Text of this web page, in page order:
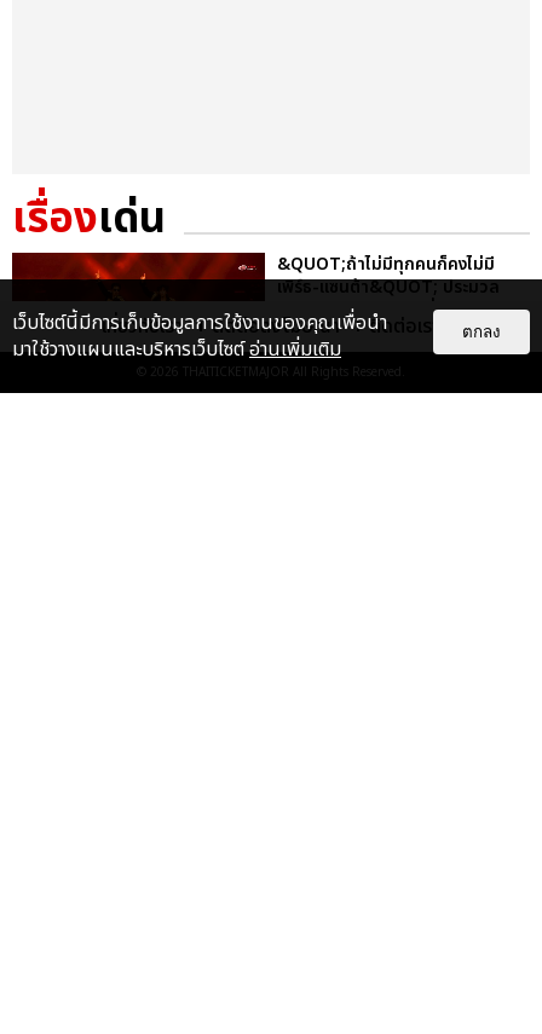
เรื่องเด่น
&QUOT;ถ้าไม่มีทุกคนก็คงไม่มี
เพิร์ธ-แซนต้า&QUOT; ประมวล
ภาพ เพิร์ธ-แซนต้า เปลี่ยน
ฮอลล์ให...
EXCLUSIVE
เกี่ยวกับเรา ติดต่อลงโฆษณา ติดต่อเรา
© 2026 THAITICKETMAJOR All Rights Reserved.
เว็บไซต์นี้มีการเก็บข้อมูลการใช้งานของคุณเพื่อนำ
มาใช้วางแผนและบริหารเว็บไซต์อ่านเพิ่มเติม
ตกลง